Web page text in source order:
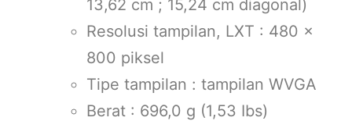
13,62 cm ; 15,24 cm diagonal)
Resolusi tampilan, LXT : 480 x
800 piksel
Tipe tampilan : tampilan WVGA
Berat : 696,0 g (1,53 Ibs)